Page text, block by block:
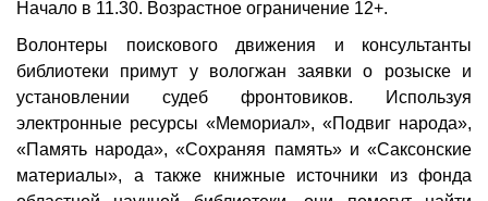
Начало в 11.30. Возрастное ограничение 12+.
Волонтеры поискового движения и консультанты
библиотеки примут у вологжан заявки о розыске и
установлении судеб фронтовиков. Используя
электронные ресурсы «Мемориал», «Подвиг народа»,
«Память народа», «Сохраняя память» и «Саксонские
материалы», а также книжные источники из фонда